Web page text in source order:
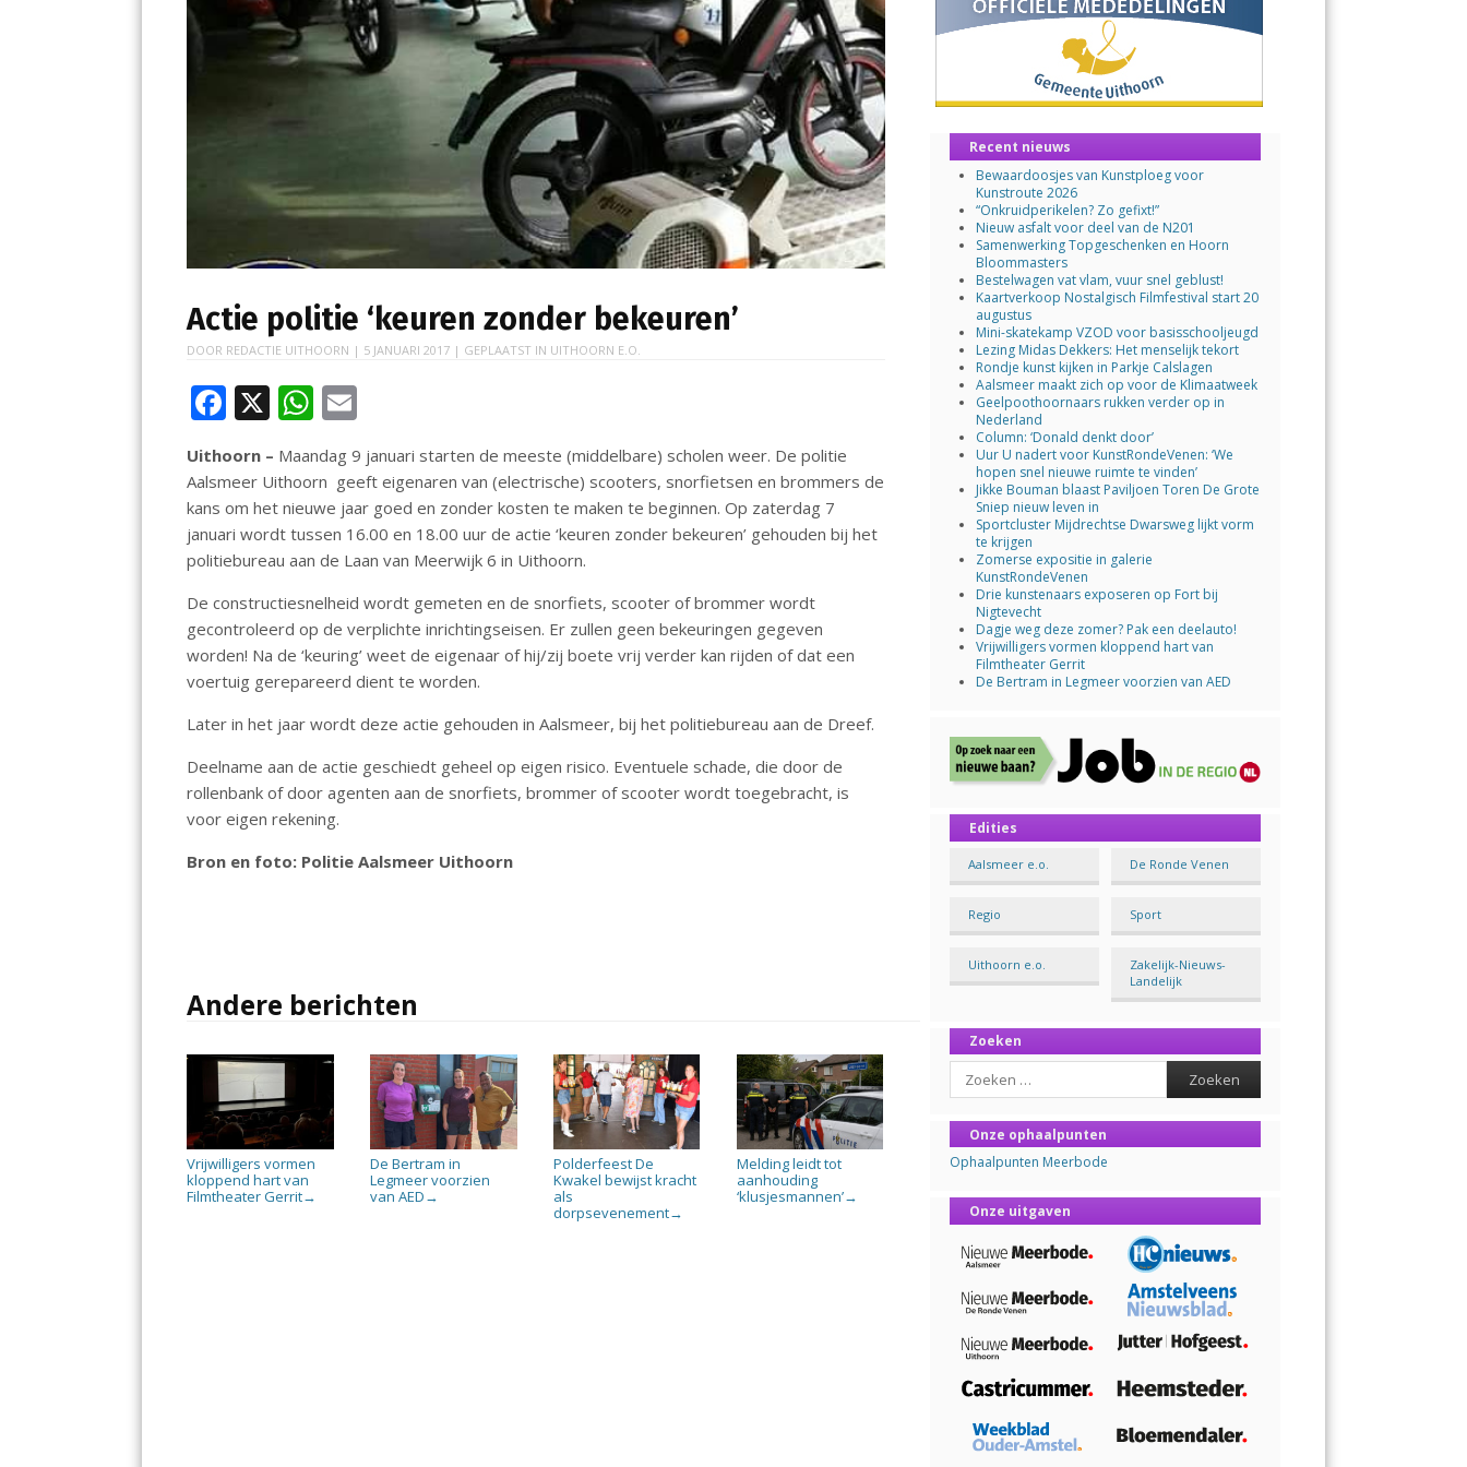
Actie politie ‘keuren zonder bekeuren’
DOOR REDACTIE UITHOORN | 5 JANUARI 2017 | GEPLAATST IN UITHOORN E.O.
F
e
b
o
o
k
X W
h
at
s
A
p
p
ai
l
Uithoorn – Maandag 9 januari starten de meeste (middelbare) scholen weer. De politie
Aalsmeer Uithoorn geeft eigenaren van (electrische) scooters, snorfietsen en brommers de
kans om het nieuwe jaar goed en zonder kosten te maken te beginnen. Op zaterdag 7
januari wordt tussen 16.00 en 18.00 uur de actie ‘keuren zonder bekeuren’ gehouden bij het
politiebureau aan de Laan van Meerwijk 6 in Uithoorn.
De constructiesnelheid wordt gemeten en de snorfiets, scooter of brommer wordt
gecontroleerd op de verplichte inrichtingseisen. Er zullen geen bekeuringen gegeven
worden! Na de ‘keuring’ weet de eigenaar of hij/zij boete vrij verder kan rijden of dat een
voertuig gerepareerd dient te worden.
Later in het jaar wordt deze actie gehouden in Aalsmeer, bij het politiebureau aan de Dreef.
Deelname aan de actie geschiedt geheel op eigen risico. Eventuele schade, die door de
rollenbank of door agenten aan de snorfiets, brommer of scooter wordt toegebracht, is
voor eigen rekening.
Bron en foto: Politie Aalsmeer Uithoorn
Andere berichten
Vrijwilligers vormen
kloppend hart van
Filmtheater Gerrit→
De Bertram in
Legmeer voorzien
van AED →
Polderfeest De
Kwakel bewijst kracht
als
dorpsevenement→
Melding leidt tot
aanhouding
‘klusjesmannen’→
Recent nieuws
Bewaardoosjes van Kunstploeg voor
Kunstroute 2026
“Onkruidperikelen? Zo gefixt!”
Nieuw asfalt voor deel van de N201
Samenwerking Topgeschenken en Hoorn
Bloommasters
Bestelwagen vat vlam, vuur snel geblust!
Kaartverkoop Nostalgisch Filmfestival start 20
augustus
Mini-skatekamp VZOD voor basisschooljeugd
Lezing Midas Dekkers: Het menselijk tekort
Rondje kunst kijken in Parkje Calslagen
Aalsmeer maakt zich op voor de Klimaatweek
Geelpoothoornaars rukken verder op in
Nederland
Column: ‘Donald denkt door’
Uur U nadert voor KunstRondeVenen: ‘We
hopen snel nieuwe ruimte te vinden’
Jikke Bouman blaast Paviljoen Toren De Grote
Sniep nieuw leven in
Sportcluster Mijdrechtse Dwarsweg lijkt vorm
te krijgen
Zomerse expositie in galerie
KunstRondeVenen
Drie kunstenaars exposeren op Fort bij
Nigtevecht
Dagje weg deze zomer? Pak een deelauto!
Vrijwilligers vormen kloppend hart van
Filmtheater Gerrit
De Bertram in Legmeer voorzien van AED
Edities
Aalsmeer e.o. De Ronde Venen
Regio Sport
Uithoorn e.o.
Zakelijk-Nieuws-
Landelijk
Zoeken
Search
Onze ophaalpunten
Ophaalpunten Meerbode
Onze uitgaven